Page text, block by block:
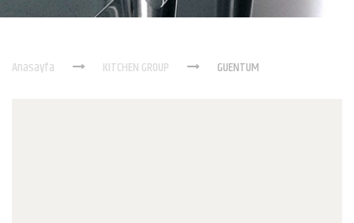
Anasayfa KITCHEN GROUP GUENTUM